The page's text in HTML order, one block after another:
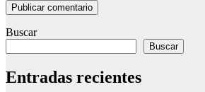
Buscar
Buscar
Entradas recientes